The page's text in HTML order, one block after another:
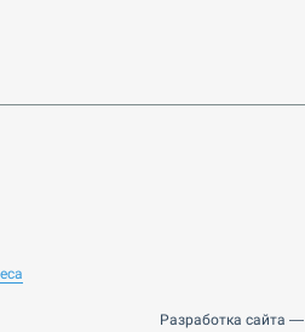
Разработка сайта —